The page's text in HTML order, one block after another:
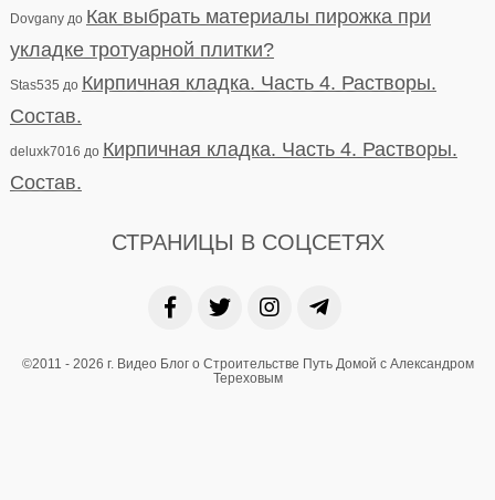
Dovganyдо Как выбрать материалы пирожка при
укладке тротуарной плитки?
Stas535 до Кирпичная кладка. Часть 4. Растворы.
Состав.
deluxk7016 до Кирпичная кладка. Часть 4. Растворы.
Состав.
СТРАНИЦЫ В СОЦСЕТЯХ
©2011 - 2026 г. Видео Блог о Строительстве Путь Домой с Александром
Тереховым